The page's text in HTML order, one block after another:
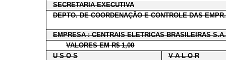
SECRETARIA EXECUTIVA
DEPTO. DE COORDENAÇÃO E CONTROLE DAS
EMPRESA : CENTRAIS ELETRICAS BRASILEIRAS
VALORES EM R$ 1,00
U S O S
V A L O R